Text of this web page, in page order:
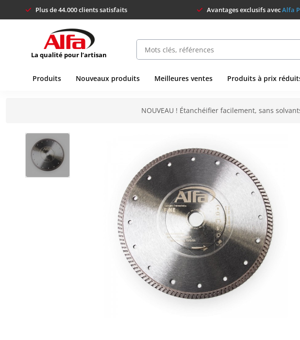
Plus de 44.000 clients satisfaits Avantages exclusifs avecAlfa
La qualité pour l’artisan
Produits Nouveaux produits Meilleures ventes Produits à prix
NOUVEAU ! Étanchéifier facilement, sans